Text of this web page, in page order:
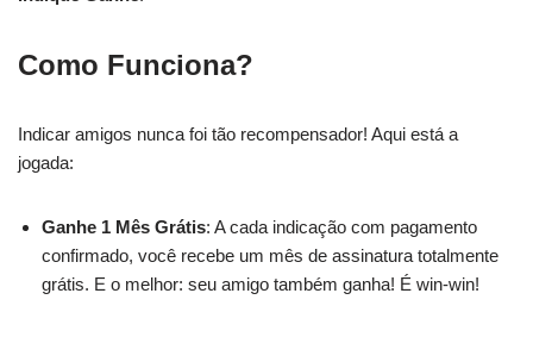
Como Funciona?
Indicar amigos nunca foi tão recompensador! Aqui está a
jogada:
Ganhe 1 Mês Grátis: A cada indicação com pagamento
confirmado, você recebe um mês de assinatura totalmente
grátis. E o melhor: seu amigo também ganha! É win-win!